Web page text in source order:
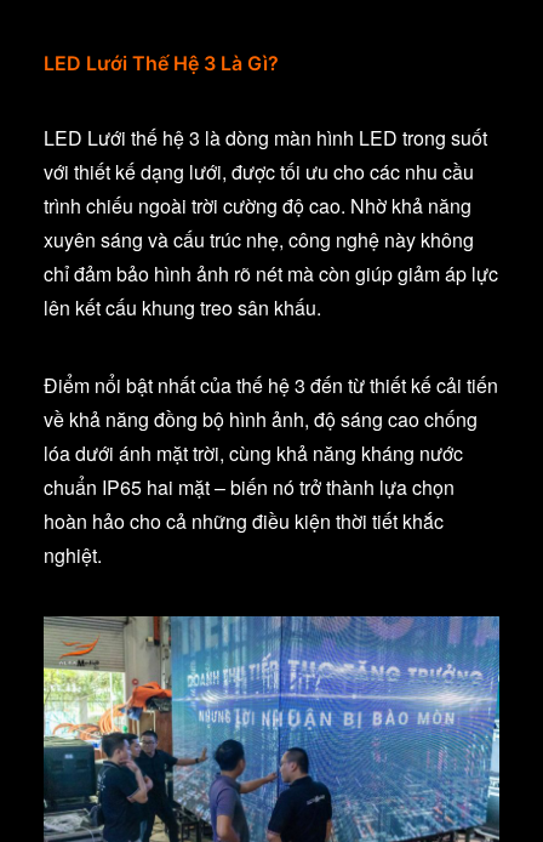
LED Lưới Thế Hệ 3 Là Gì?
LED Lưới thế hệ 3 là dòng màn hình LED trong suốt
với thiết kế dạng lưới, được tối ưu cho các nhu cầu
trình chiếu ngoài trời cường độ cao. Nhờ khả năng
xuyên sáng và cấu trúc nhẹ, công nghệ này không
chỉ đảm bảo hình ảnh rõ nét mà còn giúp giảm áp lực
lên kết cấu khung treo sân khấu.
Điểm nổi bật nhất của thế hệ 3 đến từ thiết kế cải tiến
về khả năng đồng bộ hình ảnh, độ sáng cao chống
lóa dưới ánh mặt trời, cùng khả năng kháng nước
chuẩn IP65 hai mặt – biến nó trở thành lựa chọn
hoàn hảo cho cả những điều kiện thời tiết khắc
nghiệt.